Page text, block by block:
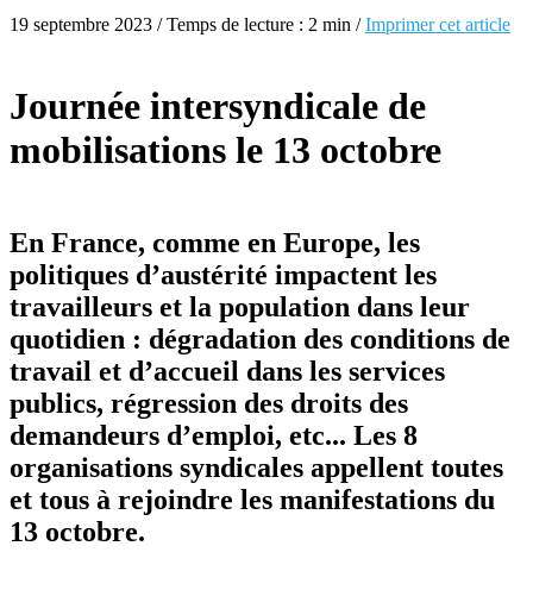
19 septembre 2023 / Temps de lecture : 2 min /Imprimer cet article
Journée intersyndicale de
mobilisations le 13 octobre
En France, comme en Europe, les
politiques d’austérité impactent les
travailleurs et la population dans leur
quotidien : dégradation des conditions de
travail et d’accueil dans les services
publics, régression des droits des
demandeurs d’emploi, etc... Les 8
organisations syndicales appellent toutes
et tous à rejoindre les manifestations du
13 octobre.